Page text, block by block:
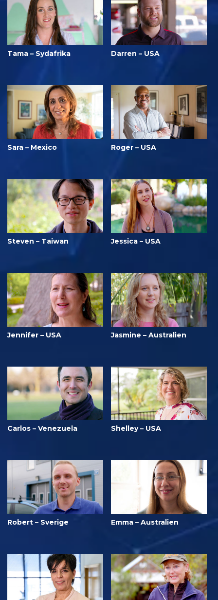
Tama – Sydafrika Darren – USA
Sara – Mexico Roger – USA
Steven – Taiwan Jessica – USA
Jennifer – USA Jasmine – Australien
Carlos – Venezuela Shelley – USA
Robert – Sverige Emma – Australien